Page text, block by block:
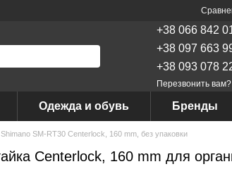
+38 066 842
+38 097 663
+38 093 078
Перезвонить вам?
Одежда и обувь Бренды
SM-RT30 Centerlock, 160 mm, без упаковки
Centerlock, 160 mm для